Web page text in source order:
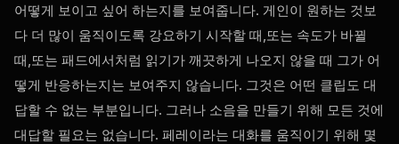
어떻게 보이고 싶어 하는지를 보여줍니다. 게인이 원하는 것보
다 더 많이 움직이도록 강요하기 시작할 때,또는 속도가 바뀔
때,또는 패드에서처럼 읽기가 깨끗하게 나오지 않을 때 그가 어
떻게 반응하는지는 보여주지 않습니다. 그것은 어떤 클립도 대
답할 수 없는 부분입니다. 그러나 소음을 만들기 위해 모든 것에
대답할 필요는 없습니다. 페레이라는 대화를 움직이기 위해 몇